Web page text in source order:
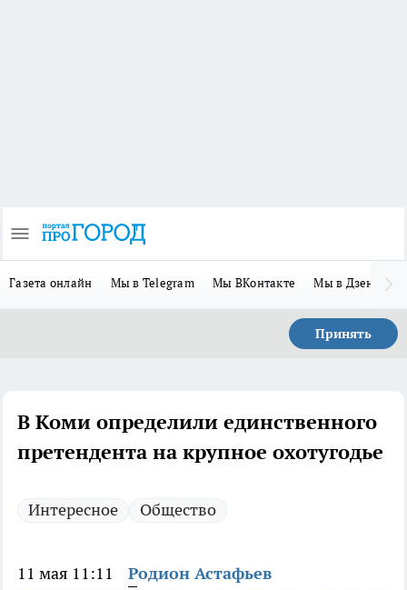
Газета онлайн Мы в Telegram Мы ВКонтакте Мы в Дзене
Принять
В Коми определили единственного
претендента на крупное охотугодье
Интересное Общество
11 мая 11:11 Родион Астафьев